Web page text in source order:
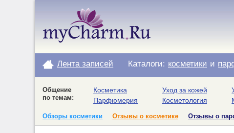
Лента записей Каталоги: косметики и
Общение
по темам:
Косметика
Парфюмерия
Уход за кожей
Косметология
Обзоры косметики Отзывы о косметике Отзывы о